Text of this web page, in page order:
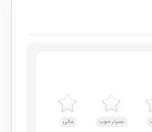
بسیار خوب عالی